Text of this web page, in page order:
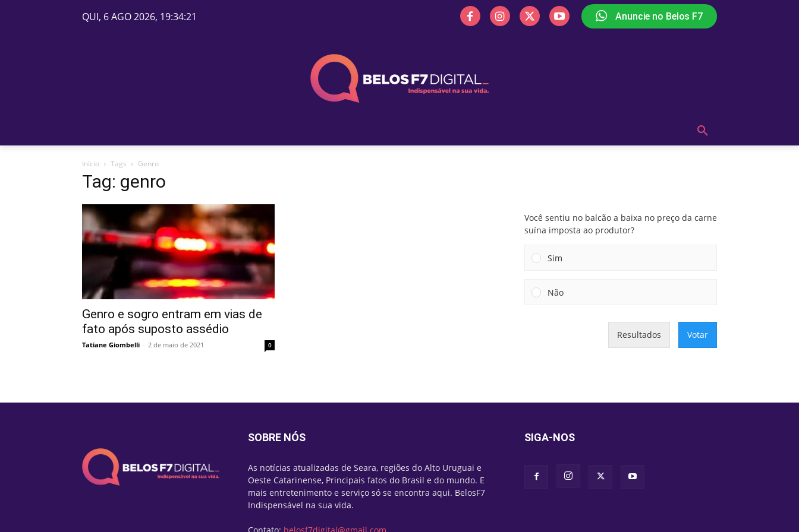
QUI, 6 AGO 2026, 19:34:21 Anuncie no Belos F7
Início Tags Genro
Tag: genro
Genro e sogro entram em vias de
fato após suposto assédio
Tatiane Giombelli - 2 de maio de 2021 0
Você sentiu no balcão a baixa no preço da carne
suína imposta ao produtor?
Sim
Não
Resultados Votar
SOBRE NÓS
As notícias atualizadas de Seara, regiões do Alto Uruguai e
Oeste Catarinense, Principais fatos do Brasil e do mundo. E
mais entretenimento e serviço só se encontra aqui. BelosF7
Indispensável na sua vida.
SIGA-NOS